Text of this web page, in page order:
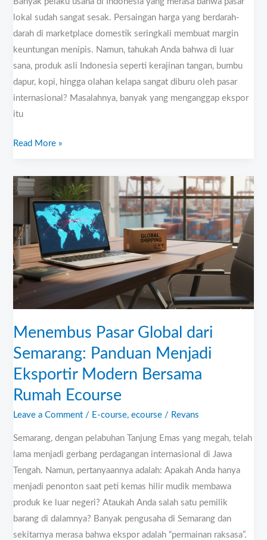
lokal sudah sangat sesak. Persaingan harga yang berdarah-
darah di marketplace domestik seringkali membuat margin
keuntungan menipis. Namun, tahukah Anda bahwa di luar
sana, produk asli Indonesia seperti kerajinan tangan, bumbu
dapur, kopi, hingga olahan kelapa sangat diburu oleh pasar
internasional? Masalahnya, banyak yang menganggap ekspor
itu
Read More »
Menembus Pasar Global dari
Semarang: Panduan Menjadi
Eksportir Modern Bersama
Rumah Ecourse
Leave a Comment / E-course,ecourse / Revans
Semarang, dengan pelabuhan Tanjung Emas yang megah, telah
lama menjadi gerbang perdagangan internasional di Jawa
Tengah. Namun, pertanyaannya adalah: Apakah Anda hanya
menjadi penonton saat peti kemas hilir mudik membawa
produk ke luar negeri? Ataukah Anda salah satu pemilik
barang di dalamnya? Banyak pengusaha di Semarang dan
sekitarnya merasa bahwa ekspor adalah “permainan raksasa”.
Menembus
Pasar
Global
dari
Semarang:
Panduan
Menjadi
Eksportir
Bersama
Ecourse